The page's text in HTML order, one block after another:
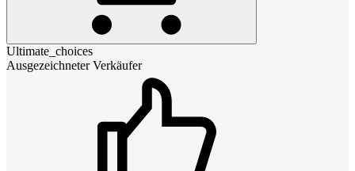
Ultimate_choices
Ausgezeichneter Verkäufer